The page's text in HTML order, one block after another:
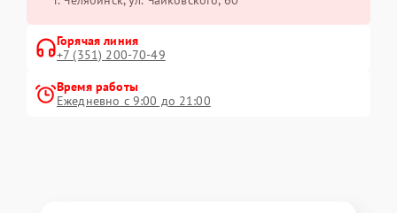
Горячая линия
+7 (351) 200-70-49
Время работы
Ежедневно с 9:00 до 21:00